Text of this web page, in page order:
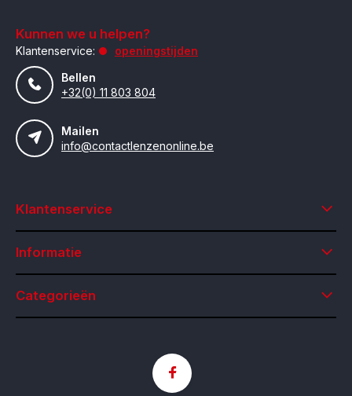
Kunnen we u helpen?
Klantenservice:
openingstijden
Bellen
+32(0) 11 803 804
Mailen
info@contactlenzenonline.be
Klantenservice
Informatie
Categorieën